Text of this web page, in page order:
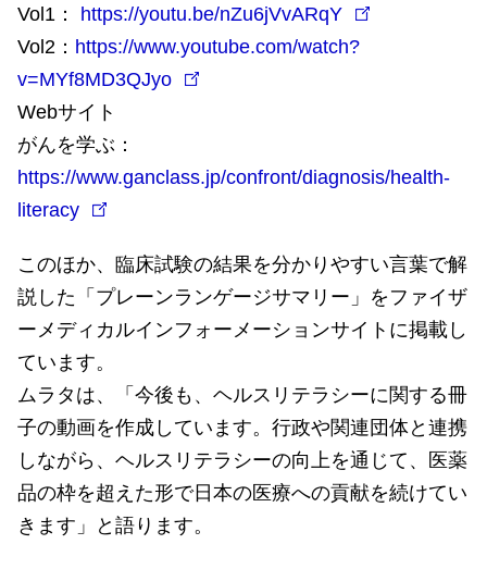
Vol1： https://youtu.be/nZu6jVvARqY
Vol2： https://www.youtube.com/watch?
v=MYf8MD3QJyo
Webサイト
がんを学ぶ：
https://www.ganclass.jp/confront/diagnosis/health-
literacy
このほか、臨床試験の結果を分かりやすい言葉で解
説した「プレーンランゲージサマリー」をファイザ
ーメディカルインフォーメーションサイトに掲載し
ています。
ムラタは、「今後も、ヘルスリテラシーに関する冊
子の動画を作成しています。行政や関連団体と連携
しながら、ヘルスリテラシーの向上を通じて、医薬
品の枠を超えた形で日本の医療への貢献を続けてい
きます」と語ります。